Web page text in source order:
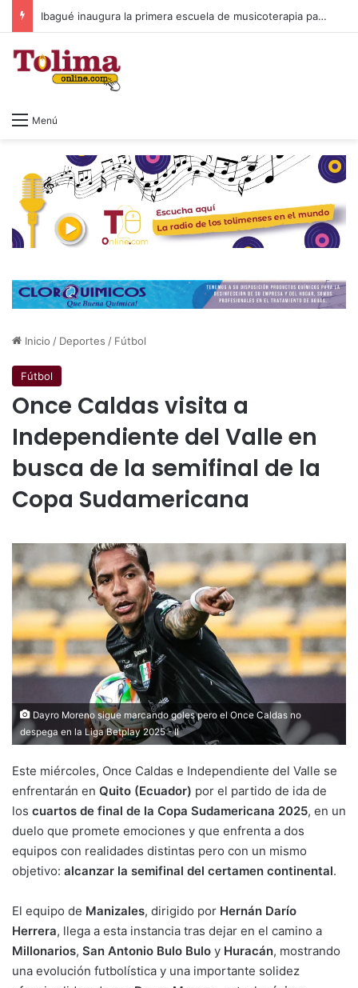
Ibagué inaugura la primera escuela de musicoterapia para niños con discapacidad múltiple, una apuesta por la inclusión
Menú
Inicio / Deportes / Fútbol
Fútbol
Once Caldas visita a
Independiente del Valle en
busca de la semifinal de la
Copa Sudamericana
Dayro Moreno sigue marcando goles pero el Once Caldas no
despega en la Liga Betplay 2025 - II
Este miércoles, Once Caldas e Independiente del Valle se
enfrentarán en Quito (Ecuador) por el partido de ida de
los cuartos de final de la Copa Sudamericana 2025, en un
duelo que promete emociones y que enfrenta a dos
equipos con realidades distintas pero con un mismo
objetivo: alcanzar la semifinal del certamen continental.
El equipo de Manizales, dirigido por Hernán Darío
Herrera, llega a esta instancia tras dejar en el camino a
Millonarios, San Antonio Bulo Bulo y Huracán, mostrando
una evolución futbolística y una importante solidez